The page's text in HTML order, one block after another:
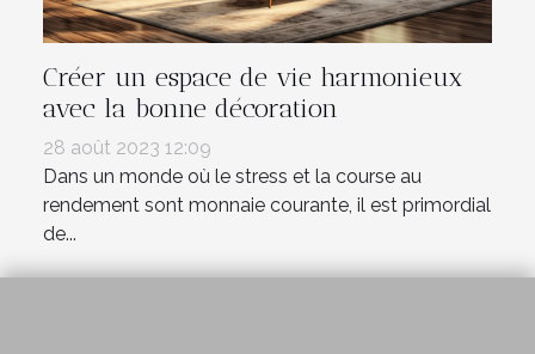
Créer un espace de vie harmonieux
avec la bonne décoration
28 août 2023 12:09
Dans un monde où le stress et la course au
rendement sont monnaie courante, il est primordial
de...